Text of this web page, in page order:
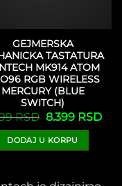
GEJMERSKA
TASTATURA
MK914 ATOM
RGB WIRELESS
MERCURY (BLUE
SWITCH)
RSD
Originalna
cena
je
bila:
9.399 RSD.
8.399 RSD
DODAJ U KORPU